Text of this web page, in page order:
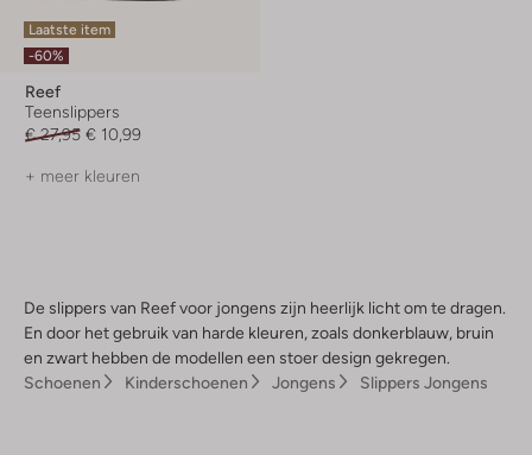
Laatste item
-60%
Reef
Teenslippers
€ 27,95 € 10,99
+ meer kleuren
De slippers van Reef voor jongens zijn heerlijk licht om te dragen.
En door het gebruik van harde kleuren, zoals donkerblauw, bruin
en zwart hebben de modellen een stoer design gekregen.
Schoenen
Kinderschoenen Jongens Slippers Jongens